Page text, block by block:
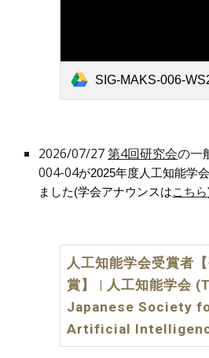
SIG-MAKS-006-
2026/07/27第4回研究会の一
004-04が2025年度人工知能学
ました(学会アナウンスはこちら
人工知能学会受賞者
賞】 | 人工知能学会
Japanese Society
Artificial